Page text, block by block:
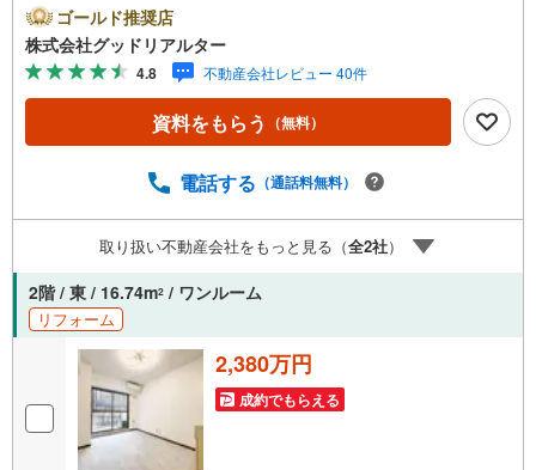
です。自己使用も良し、貸しても良しのお薦めマンション
です。現在空室の為、セカンドハウスを探されている方。
初めは自分で利用し、いずれは投資用として貸し出したい
方。投資はしたいけど、実際のお部屋を内見した上で検討
したい方等々。是非お任せください。内見をご希望のお客
様は、事前にご予約頂ければ現地にてご案内可能となって
の収入や利回りは、将来にわたり、得られることを保証す
ものについては、周辺の賃料相場に基づき、満室時を想定
して表示しています。
ゴールド推奨店
株式会社グッドリアルター
4.8 不動産会社レビュー 40件
資料をもらう （無料）
電話する （通話料無料）
取り扱い不動産会社をもっと見る（全2社）
2階 / 東 / 16.74m2 / ワンルーム
リフォーム
2,380万円
成約でもらえる